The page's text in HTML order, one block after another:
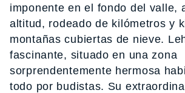
imponente en el fondo del valle,
altitud, rodeado de kilómetros y
montañas cubiertas de nieve.
fascinante, situado en una zona
sorprendentemente hermosa
todo por budistas. Su